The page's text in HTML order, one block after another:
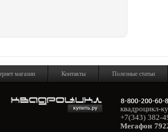
магазин Контакты Полезные статьи
квадроцикл-
+7(343) 382-
Мегафон